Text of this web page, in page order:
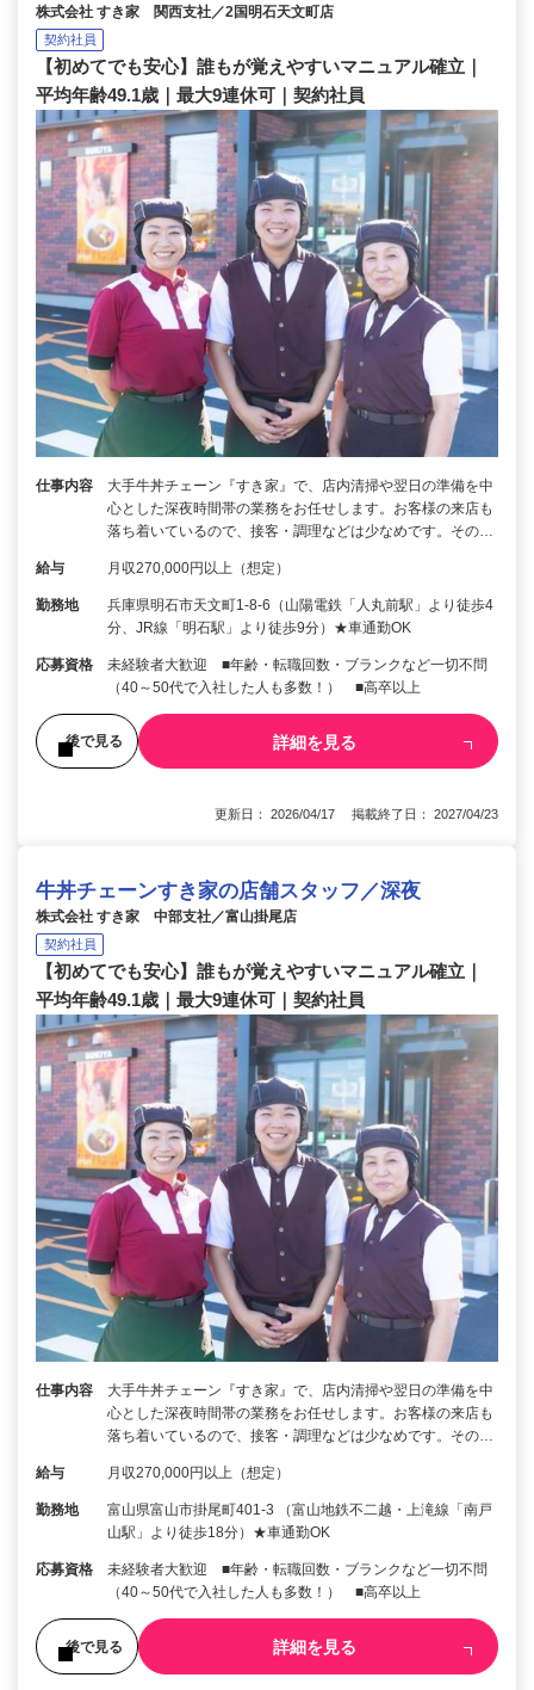
株式会社 すき家 関西支社／2国明石天文町店
契約社員
【初めてでも安心】誰もが覚えやすいマニュアル確立｜
平均年齢49.1歳｜最大9連休可｜契約社員
仕事内容
大手牛丼チェーン『すき家』で、店内清掃や翌日の準備を中
心とした深夜時間帯の業務をお任せします。お客様の来店も
落ち着いているので、接客・調理などは少なめです。その…
給与 月収270,000円以上（想定）
勤務地
兵庫県明石市天文町1-8-6（山陽電鉄「人丸前駅」より徒歩4
分、JR線「明石駅」より徒歩9分）★車通勤OK
応募資格
未経験者大歓迎 ■年齢・転職回数・ブランクなど一切不問
（40～50代で入社した人も多数！） ■高卒以上
後で見る 詳細を見る
更新日： 2026/04/17 掲載終了日： 2027/04/23
牛丼チェーンすき家の店舗スタッフ／深夜
株式会社 すき家 中部支社／富山掛尾店
契約社員
【初めてでも安心】誰もが覚えやすいマニュアル確立｜
平均年齢49.1歳｜最大9連休可｜契約社員
仕事内容
大手牛丼チェーン『すき家』で、店内清掃や翌日の準備を中
心とした深夜時間帯の業務をお任せします。お客様の来店も
落ち着いているので、接客・調理などは少なめです。その…
給与 月収270,000円以上（想定）
勤務地
富山県富山市掛尾町401-3 （富山地鉄不二越・上滝線「南戸
山駅」より徒歩18分）★車通勤OK
応募資格
未経験者大歓迎 ■年齢・転職回数・ブランクなど一切不問
（40～50代で入社した人も多数！） ■高卒以上
後で見る 詳細を見る